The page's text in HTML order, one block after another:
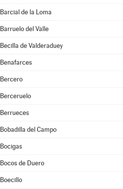
Barcial de la Loma
Barruelo del Valle
Becilla de Valderaduey
Benafarces
Bercero
Berceruelo
Berrueces
Bobadilla del Campo
Bocigas
Bocos de Duero
Boecillo